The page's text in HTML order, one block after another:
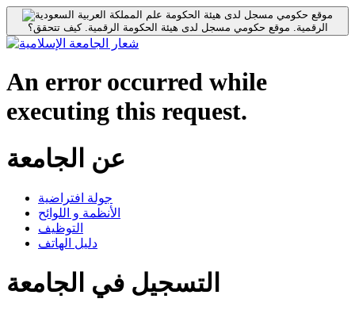
موقع حكومي مسجل لدى هيئة الحكومة
الرقمية. موقع حكومي مسجل لدى هيئة الحكومة الرقمية.كيف تتحقق؟
An error occurred while
executing this request.
عن الجامعة
جولة افتراضية
الأنظمة و اللوائح
التوظيف
دليل الهاتف
التسجيل في الجامعة